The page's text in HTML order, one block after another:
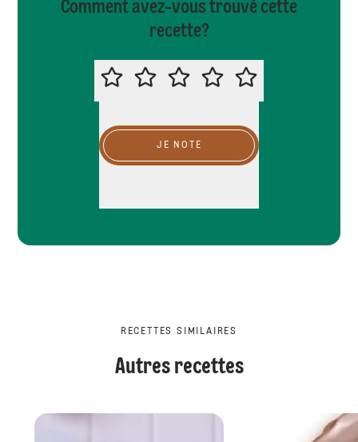
Comment avez-vous trouvé cette
recette?
MERCI DE NOTER CETTE RECETTE
JE NOTE
RECETTES SIMILAIRES
Autres recettes